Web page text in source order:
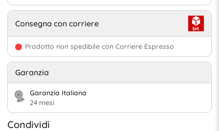
Consegna con corriere
Prodotto non spedibile con Corriere Espresso
Garanzia
Garanzia Italiana
24 mesi
Condividi